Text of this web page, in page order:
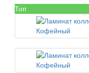
Топ